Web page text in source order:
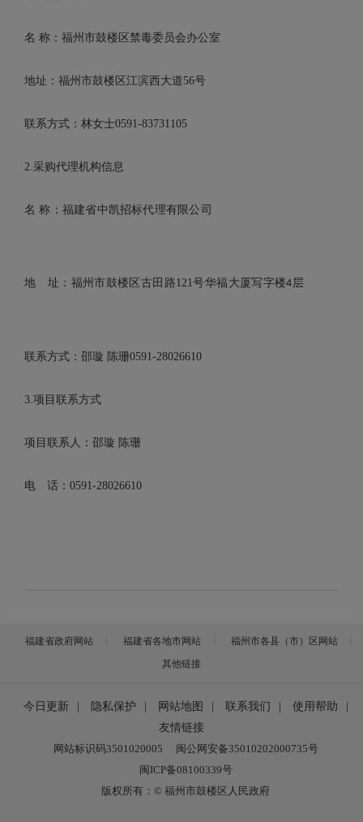
名 称： 福州市鼓楼区禁毒委员会办公室
地址：福州市鼓楼区江滨西大道56号
联系方式： 林女士0591-83731105
2.采购代理机构信息
名 称：福建省中凯招标代理有限公司
地 址：福州市鼓楼区古田路121号华福大厦写字楼4层
联系方式：邵璇 陈珊0591-28026610
3.项目联系方式
项目联系人：邵璇 陈珊
电 话： 0591-28026610
福建省政府网站 福建省各地市网站
福州市各县（市）区网站
其他链接
今日更新 隐私保护 网站地图 联系我们 使用帮助
友情链接
网站标识码3501020005
闽公网安备35010202000735号
闽ICP备08100339号
版权所有：© 福州市鼓楼区人民政府